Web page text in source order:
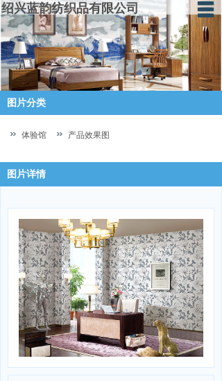
绍兴蓝韵纺织品有限公司
蓝韵首页
走进蓝韵
产品中心
体验馆
蓝韵资讯
厂房设备
人才招聘
申请加盟
联系我们
图片分类
体验馆 产品效果图
图片详情